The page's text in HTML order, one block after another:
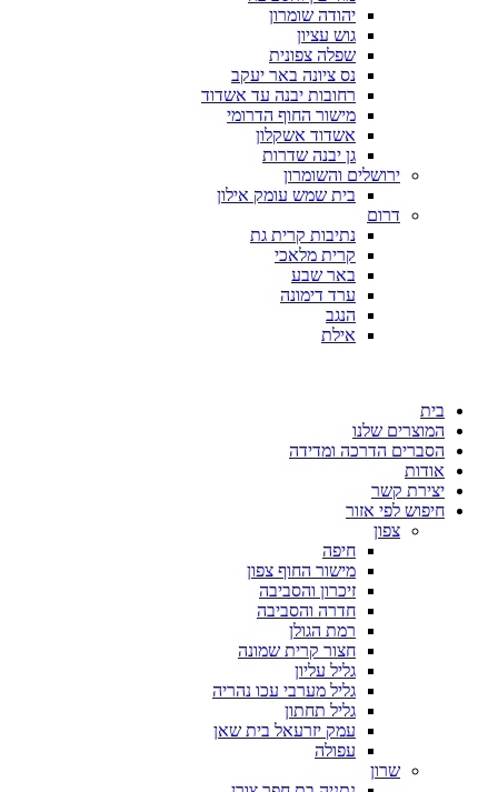
יהודה שומרון
גוש עציון
שפלה צפונית
נס ציונה באר יעקב
רחובות יבנה עד אשדוד
מישור החוף הדרומי
אשדוד אשקלון
גן יבנה שדרות
ירושלים והשומרון
בית שמש עומק אילון
דרום
נתיבות קרית גת
קרית מלאכי
באר שבע
ערד דימונה
הנגב
אילת
בית
המוצרים שלנו
הסברים הדרכה ומדידה
אודות
יצירת קשר
חיפוש לפי אזור
צפון
חיפה
מישור החוף צפון
זיכרון והסביבה
חדרה והסביבה
רמת הגולן
חצור קרית שמונה
גליל עליון
גליל מערבי עכו נהריה
גליל תחתון
עמק יזרעאל בית שאן
עפולה
שרון